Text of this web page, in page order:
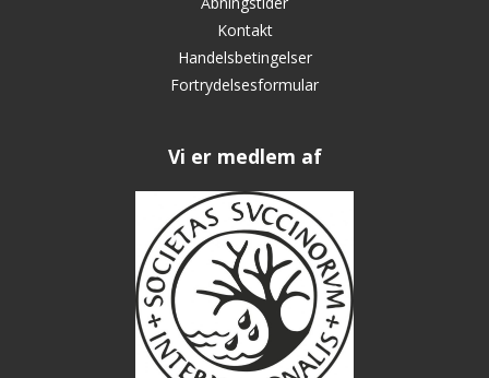
Kontakt
Handelsbetingelser
Fortrydelsesformular
Vi er medlem af